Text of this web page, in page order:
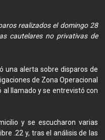
realizados el domingo 28
cautelares no privativas de
una alerta sobre disparos de
de Zona Operacional
al llamado y se entrevistó con
y se escucharon varias
.22 y, tras el análisis de las